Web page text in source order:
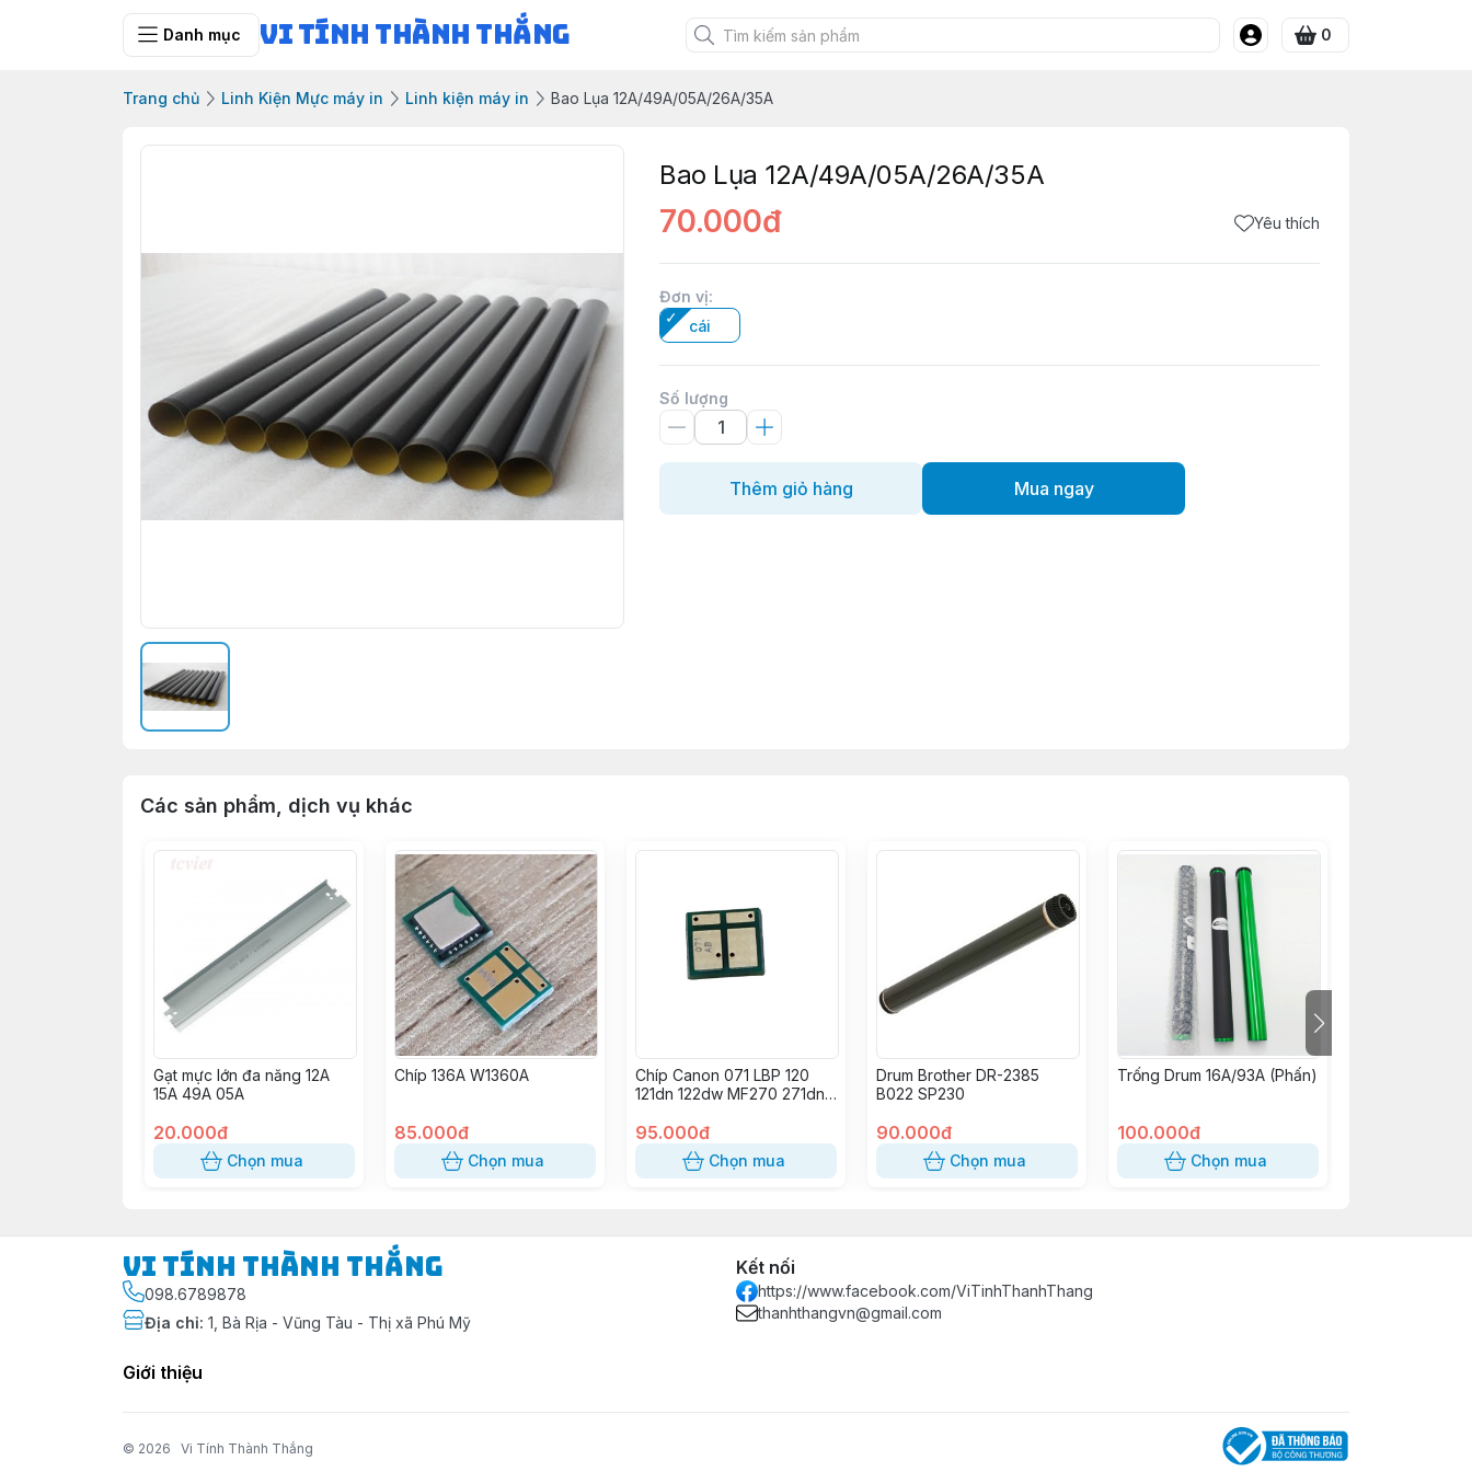
Danh mục Vi Tính Thành Thắng 0
Trang chủ Linh Kiện Mực máy in Linh kiện máy in Bao Lụa 12A/49A/05A/26A/35A
Bao Lụa 12A/49A/05A/26A/35A
70.000đ Yêu thích
Đơn vị:
cái
Số lượng
Thêm giỏ hàng Mua ngay
Các sản phẩm, dịch vụ khác
Gạt mực lớn đa năng 12A
15A 49A 05A
20.000đ
Chọn mua
Chíp 136A W1360A
85.000đ
Chọn mua
Chíp Canon 071 LBP 120
121dn 122dw MF270 271dn
95.000đ
Chọn mua
Drum Brother DR-2385
B022 SP230
90.000đ
Chọn mua
Trống Drum 16A/93A (Phấn)
100.000đ
Chọn mua
Vi Tính Thành Thắng
098.6789878
Địa chỉ: 1, Bà Rịa - Vũng Tàu - Thị xã Phú Mỹ
Kết nối
https://www.facebook.com/ViTinhThanhThang
thanhthangvn@gmail.com
Giới thiệu
© 2026 Vi Tính Thành Thắng